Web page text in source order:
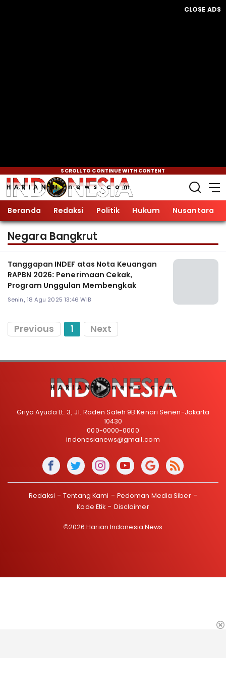
CLOSE ADS
SCROLL TO CONTINUE WITH CONTENT
Beranda Redaksi Politik Hukum Nusantara
Negara Bangkrut
Tanggapan INDEF atas Nota Keuangan
RAPBN 2026: Penerimaan Cekak,
Program Unggulan Membengkak
Senin, 18 Agu 2025 13:46 WIB
Previous 1 Next
Griya Ayuda Lt. 3, Jl. Raden Saleh 9B Kenari Senen-Jakarta
10430
000-0000-0000
indonesianews@gmail.com
Redaksi Tentang Kami
Pedoman Media Siber
Kode Etik
Disclaimer
©2026 Harian Indonesia News